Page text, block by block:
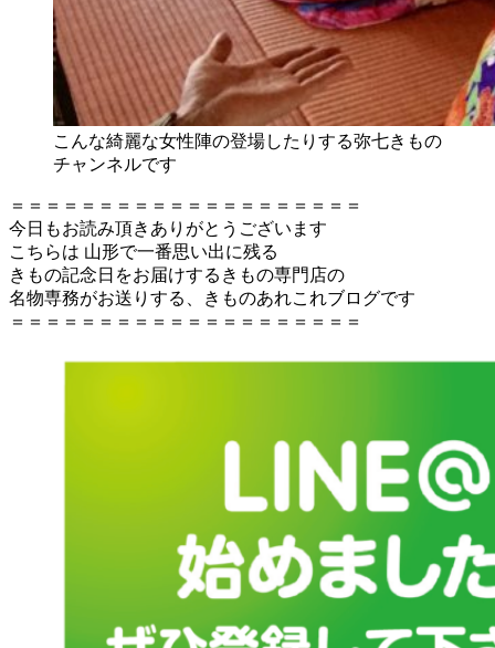
こんな綺麗な女性陣の登場したりする弥七きもの
チャンネルです
＝＝＝＝＝＝＝＝＝＝＝＝＝＝＝＝＝＝＝＝
今日もお読み頂きありがとうございます
こちらは 山形で一番思い出に残る
きもの記念日をお届けするきもの専門店の
名物専務がお送りする、きものあれこれブログです
＝＝＝＝＝＝＝＝＝＝＝＝＝＝＝＝＝＝＝＝